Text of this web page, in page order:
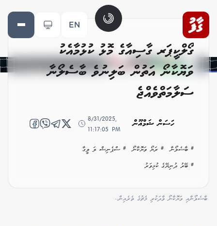
EN
ގޯލްކީޕަރ ގާސިއާގެ މޮޅު ކުޅުމާއެކު
ވަޔޮކާނޯ އަތުން ބަލިނުވެ ބާސެލޯނާ
ސަލާމަތްވެއްޖެ
ހަސަން ޝަމްއޫން
8/31/2025,
11:17:05 PM
# ބާސެލޯނާ # ރަޔޯ ވަޔޮކާނޯ # ސްޕެނިޝް ލަ ލީގާ
# ބޭރު ދުނިޔޭގެ ކުޅިވަރު
ބާސެލޯނާއި ވަޔޮކާނޯ ވާދަކުރި މެޗުގެ ތެރެއިން..